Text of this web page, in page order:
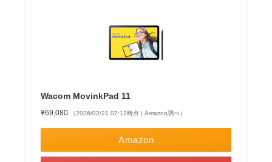
Wacom MovinkPad 11
¥69,080 （2026/02/21 07:12時点 | Amazon調べ）
Amazon